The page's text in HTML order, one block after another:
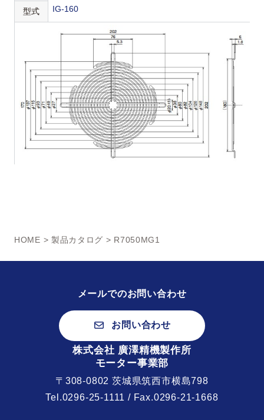
型式 IG-160
HOME > 製品カタログ > R7050MG1
メールでのお問い合わせ
お問い合わせ
株式会社 廣澤精機製作所
モーター事業部
〒308-0802 茨城県筑西市横島798
Tel.0296-25-1111 / Fax.0296-21-1668